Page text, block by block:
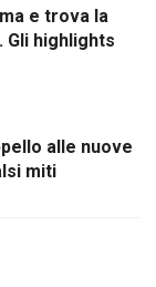
e trova la
Gli highlights
alle nuove
miti